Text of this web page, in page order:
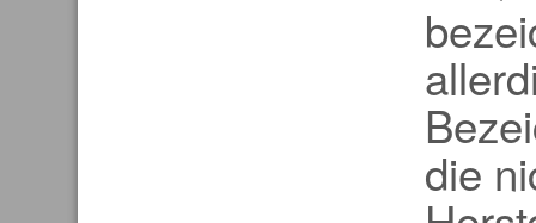
die